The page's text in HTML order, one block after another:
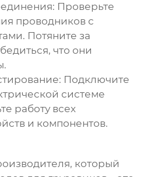
Проверьте
проводников с
Потяните за
что они
Подключите
системе
работу всех
и компонентов.
который